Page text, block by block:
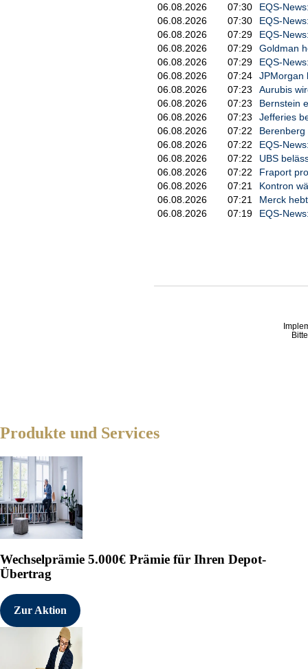
06.08.2026
07:30
EQS-
06.08.2026
07:30
EQS-
06.08.2026
07:29
EQS-
06.08.2026
07:29
Goldman
06.08.2026
07:29
EQS-
06.08.2026
07:24
JPMorgan
06.08.2026
07:23
Aurubis
06.08.2026
07:23
Bernstein
06.08.2026
07:23
Jefferies
06.08.2026
07:22
06.08.2026
07:22
EQS-
06.08.2026
07:22
UBS
06.08.2026
07:22
Fraport
06.08.2026
07:21
Kontron
06.08.2026
07:21
Merck
06.08.2026
07:19 EQS-
Produkte und Services
Wechselprämie 5.000€ Prämie für Ihren Depot-
Übertrag
Zur Aktion